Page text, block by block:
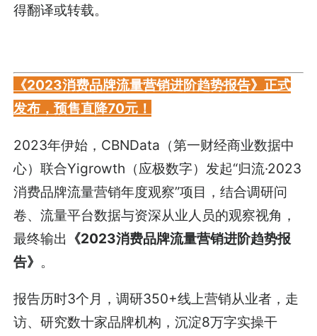
得翻译或转载。
《2023消费品牌流量营销进阶趋势报告》正式
发布，预售直降70元！
2023年伊始，CBNData（第一财经商业数据中
心）联合Yigrowth（应极数字）发起“归流·2023
消费品牌流量营销年度观察”项目，结合调研问
卷、流量平台数据与资深从业人员的观察视角，
最终输出 《2023消费品牌流量营销进阶趋势报
告》 。
报告历时3个月，调研350+线上营销从业者，走
访、研究数十家品牌机构，沉淀8万字实操干